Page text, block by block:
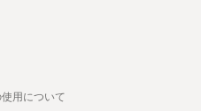
用について